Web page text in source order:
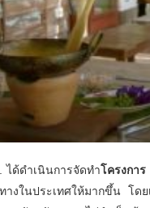
ได้ดำเนินการจัดทำโครงกา
างในประเทศให้มากขึ้น โ